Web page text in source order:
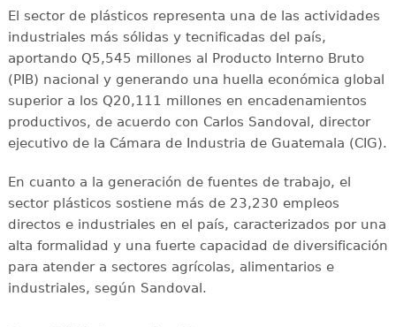
El sector de plásticos representa una de las actividades
industriales más sólidas y tecnificadas del país,
aportando Q5,545 millones al Producto Interno Bruto
(PIB) nacional y generando una huella económica global
superior a los Q20,111 millones en encadenamientos
productivos, de acuerdo con Carlos Sandoval, director
ejecutivo de la Cámara de Industria de Guatemala (CIG).
En cuanto a la generación de fuentes de trabajo, el
sector plásticos sostiene más de 23,230 empleos
directos e industriales en el país, caracterizados por una
alta formalidad y una fuerte capacidad de diversificación
para atender a sectores agrícolas, alimentarios e
industriales, según Sandoval.